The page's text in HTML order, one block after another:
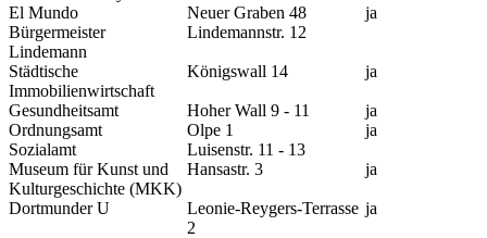
El Mundo
Neuer Graben 48
ja
Bürgermeister
Lindemann
Lindemannstr. 12
Städtische
Immobilienwirtschaft
Königswall 14 ja
Gesundheitsamt Hoher Wall 9 - 11
ja
Ordnungsamt
Olpe 1
ja
Sozialamt
Luisenstr. 11 - 13
Museum für Kunst und
Kulturgeschichte (MKK)
Hansastr. 3 ja
Dortmunder U
Leonie-Reygers-Terrasse
2
ja